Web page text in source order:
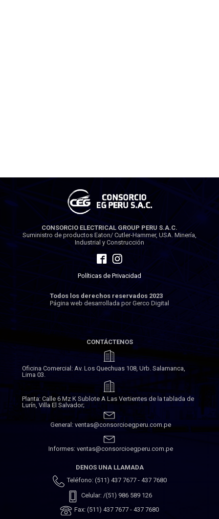
CONSORCIO ELECTRICAL GROUP PERU S.A.C.
Suministro de productos Eaton/ Cutler-Hammer, USA. Minería,
Industrial y Construcción
Políticas de Privacidad
Todos los derechos reservados 2023
Página web desarrollada por Gerco Digital
CONTÁCTENOS
Oficina Comercial: Av. Los Quechuas 108, Urb. Salamanca,
Lima 03.
Planta: Calle 6 Mz K Sublote A Las Vertientes de la tablada de
Lurín, Villa El Salvador;
General: ventas@consorcioegperu.com.pe
Informes: ventas@consorcioegperu.com.pe
DENOS UNA LLAMADA
Teléfono: (511) 437 7677 - 437 7680
Celular: /(51) 986 589 126
Fax: (511) 437 7677 - 437 7680